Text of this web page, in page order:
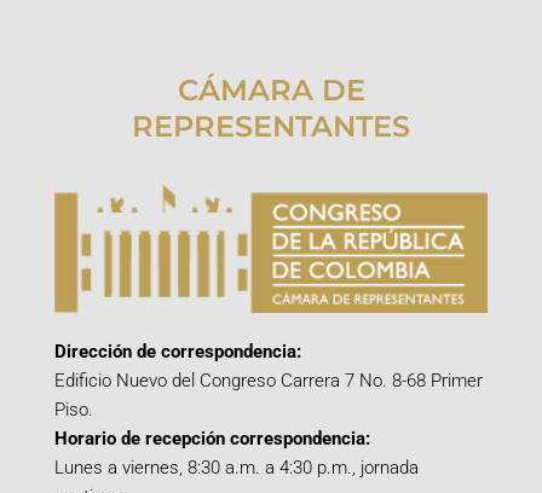
CÁMARA DE
REPRESENTANTES
Dirección de correspondencia:
Edificio Nuevo del Congreso Carrera 7 No. 8-68 Primer
Piso.
Horario de recepción correspondencia:
Lunes a viernes, 8:30 a.m. a 4:30 p.m., jornada